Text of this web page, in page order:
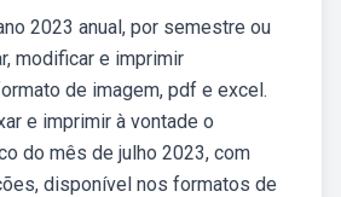
2023 anual, por semestre ou
modificar e imprimir
de imagem, pdf e excel.
e imprimir à vontade o
do mês de julho 2023, com
disponível nos formatos de